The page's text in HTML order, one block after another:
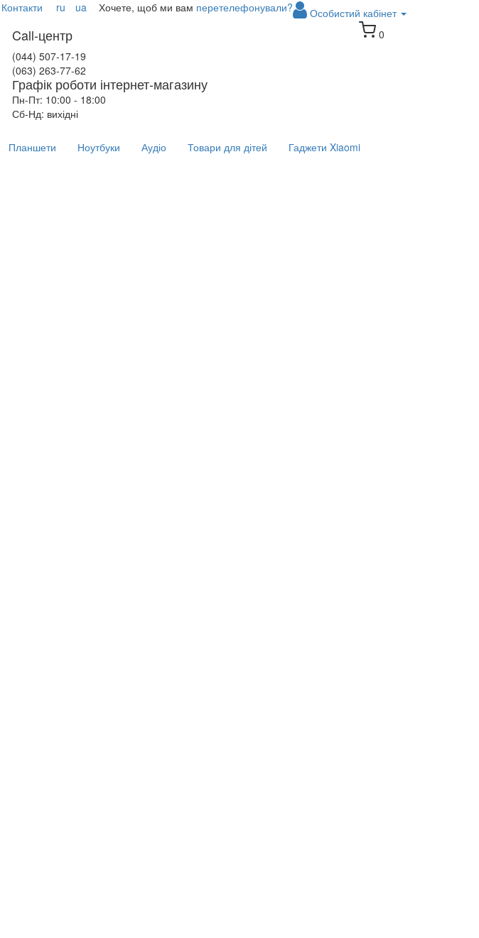
Контакти ru ua Особистий кабінет
Хочете, щоб ми вам перетелефонували?
Call-центр
(044) 507-17-19
(063) 263-77-62
Графік роботи інтернет-магазину
Пн-Пт: 10:00 - 18:00
Сб-Нд: вихідні
0
Планшети Ноутбуки Аудіо Товари для дітей Гаджети Xiaomi